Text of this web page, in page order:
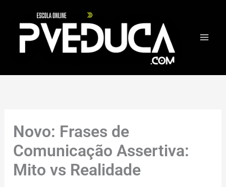
Novo: Frases de
Comunicação Assertiva:
Mito vs Realidade